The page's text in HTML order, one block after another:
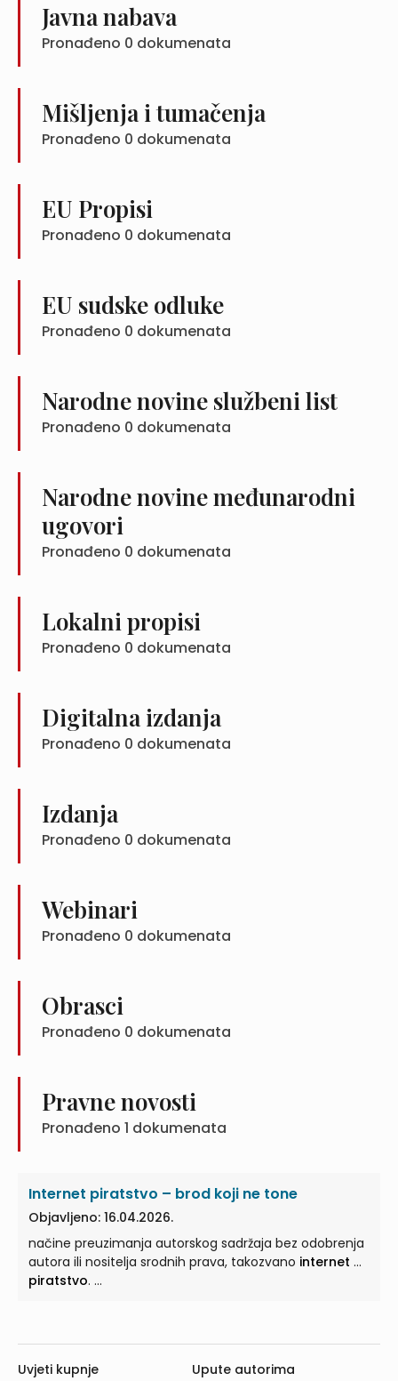
Javna nabava
Pronađeno 0 dokumenata
Mišljenja i tumačenja
Pronađeno 0 dokumenata
EU Propisi
Pronađeno 0 dokumenata
EU sudske odluke
Pronađeno 0 dokumenata
Narodne novine službeni list
Pronađeno 0 dokumenata
Narodne novine međunarodni
ugovori
Pronađeno 0 dokumenata
Lokalni propisi
Pronađeno 0 dokumenata
Digitalna izdanja
Pronađeno 0 dokumenata
Izdanja
Pronađeno 0 dokumenata
Webinari
Pronađeno 0 dokumenata
Obrasci
Pronađeno 0 dokumenata
Pravne novosti
Pronađeno 1 dokumenata
Internet piratstvo – brod koji ne tone
Objavljeno: 16.04.2026.
načine preuzimanja autorskog sadržaja bez odobrenja
autora ili nositelja srodnih prava, takozvano internet ...
piratstvo. ...
Uvjeti kupnje Upute autorima